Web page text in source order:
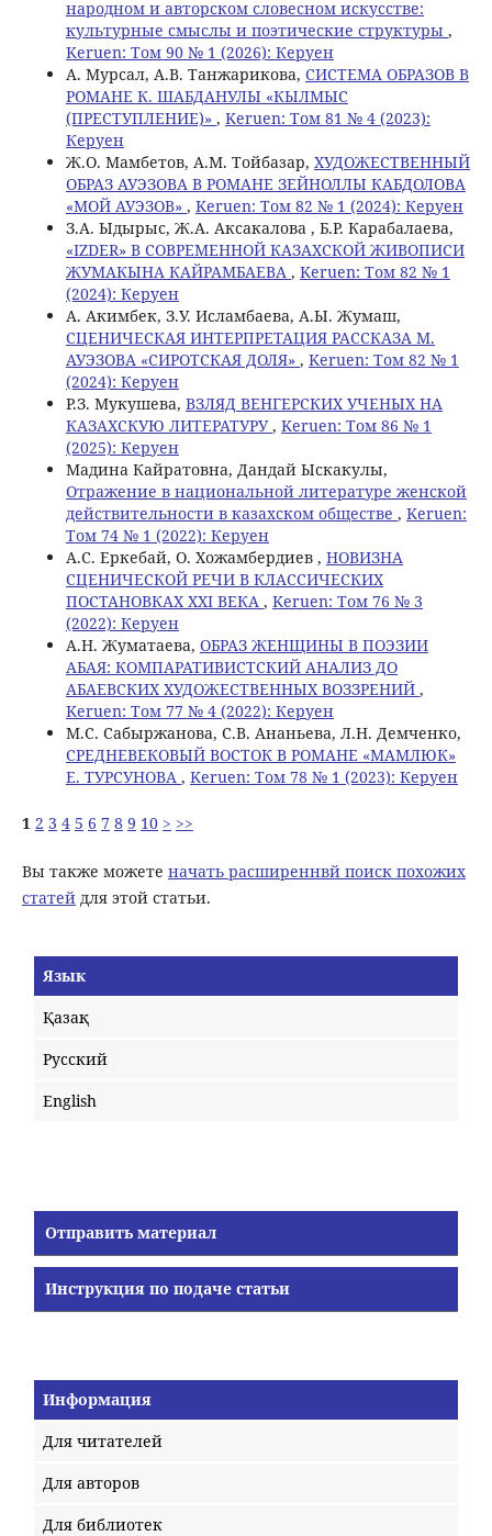
народном и авторском словесном искусстве:
культурные смыслы и поэтические структуры ,
Keruen: Том 90 № 1 (2026): Керуен
А. Мурсал, А.В. Танжарикова, СИСТЕМА ОБРАЗОВ В
РОМАНЕ К. ШАБДАНУЛЫ «КЫЛМЫС
(ПРЕСТУПЛЕНИЕ)» , Keruen: Том 81 № 4 (2023):
Керуен
Ж.О. Мамбетов, A.M. Тойбазар, ХУДОЖЕСТВЕННЫЙ
ОБРАЗ АУЭЗОВА В РОМАНЕ ЗЕЙНОЛЛЫ КАБДОЛОВА
«МОЙ АУЭЗОВ» , Keruen: Том 82 № 1 (2024): Керуен
З.А. Ыдырыс, Ж.А. Аксакалова , Б.Р. Карабалаева,
«IZDER» В СОВРЕМЕННОЙ КАЗАХСКОЙ ЖИВОПИСИ
ЖУМАКЫНА КАЙРАМБАЕВА , Keruen: Том 82 № 1
(2024): Керуен
А. Акимбек, З.У. Исламбаева, А.Ы. Жумаш,
СЦЕНИЧЕСКАЯ ИНТЕРПРЕТАЦИЯ РАССКАЗА М.
АУЭЗОВА «СИРОТСКАЯ ДОЛЯ» , Keruen: Том 82 № 1
(2024): Керуен
Р.З. Мукушева, ВЗЛЯД ВЕНГЕРСКИХ УЧЕНЫХ НА
КАЗАХСКУЮ ЛИТЕРАТУРУ, Keruen: Том 86 № 1
(2025): Керуен
Мадина Кайратовна, Дандай Ыскакулы,
Отражение в национальной литературе женской
действительности в казахском обществе , Keruen:
Том 74 № 1 (2022): Керуен
А.С. Еркебай, О. Хожамбердиев , НОВИЗНА
СЦЕНИЧЕСКОЙ РЕЧИ В КЛАССИЧЕСКИХ
ПОСТАНОВКАХ XXI ВЕКА , Keruen: Том 76 № 3
(2022): Керуен
A.Н. Жуматаева, ОБРАЗ ЖЕНЩИНЫ В ПОЭЗИИ
АБАЯ: КОМПАРАТИВИСТСКИЙ АНАЛИЗ ДО
АБАЕВСКИХ ХУДОЖЕСТВЕННЫХ ВОЗЗРЕНИЙ ,
Keruen: Том 77 № 4 (2022): Керуен
M.С. Сабыржанова, С.В. Ананьева, Л.Н. Демченко,
СРЕДНЕВЕКОВЫЙ ВОСТОК В РОМАНЕ «МАМЛЮК»
Е. ТУРСУНОВА , Keruen: Том 78 № 1 (2023): Керуен
1 2 3 4 5 6 7 8 9 10 > >>
Вы также можете начать расширеннвй поиск похожих
статейдля этой статьи.
Язык
Қазақ
Русский
English
Отправить материал
Инструкция по подаче статьи
Информация
Для читателей
Для авторов
Для библиотек